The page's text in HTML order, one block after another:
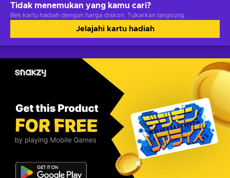
Tidak menemukan yang kamu cari?
Beli kartu hadiah dengan harga diskon. Tukarkan langsung.
Jelajahi kartu hadiah